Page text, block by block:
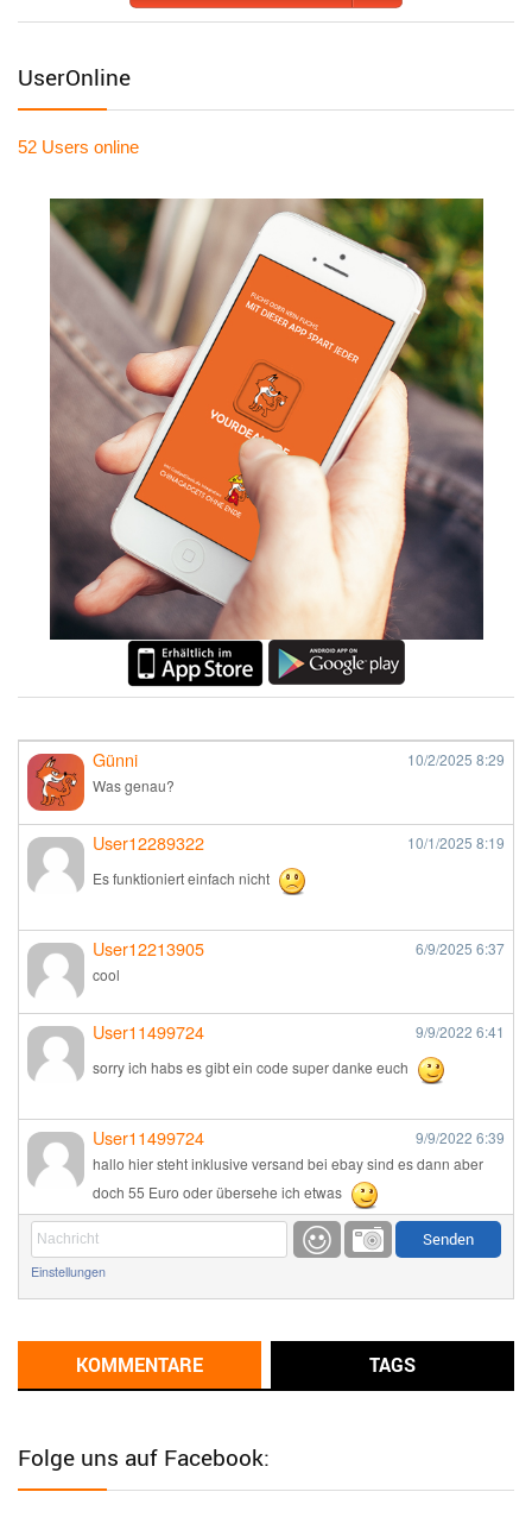
UserOnline
52 Users online
Günni 10/2/2025 8:29
Was genau?
User12289322 10/1/2025 8:19
Es funktioniert einfach nicht
User12213905 6/9/2025 6:37
cool
User11499724 9/9/2022 6:41
sorry ich habs es gibt ein code super danke euch
User11499724 9/9/2022 6:39
hallo hier steht inklusive versand bei ebay sind es dann aber
doch 55 Euro oder übersehe ich etwas
Günni 9/1/20226:17
Günni
User11493041 8/31/20227:10
Einstellungen
KOMMENTARE TAGS
Folge uns auf Facebook: